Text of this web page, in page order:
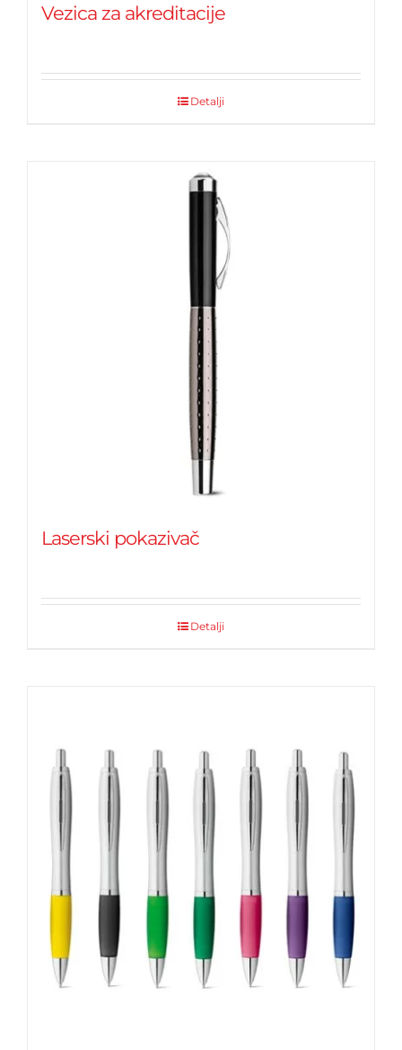
Vezica za akreditacije
Detalji
Laserski pokazivač
Detalji